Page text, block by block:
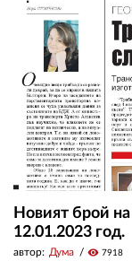
Новият брой
12.01.2023 год.
автор: Дума visibility 7918